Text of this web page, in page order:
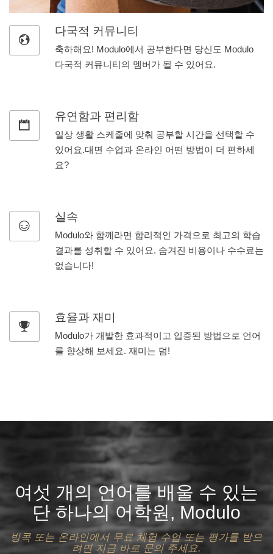
다국적 커뮤니티
축하해요! Modulo에서 공부한다면 당신도 Modulo
다국적 커뮤니티의 멤버가 될 수 있어요.
유연함과 편리함
일상 생활 스케줄에 맞춰 공부할 시간을 선택할 수
있어요.대면 수업과 온라인 어떤 방법이 더 편하세
요?
실속
Modulo와 함께라면 합리적인 가격으로 최고의 학습
결과를 성취할 수 있어요. 숨겨진 비용이나 수수료는
없습니다!
효율과 재미
Modulo가 개발한 효과적이고 입증된 방법으로 언어
를 향상해 보세요. 재미는 덤!
여섯 개의 언어를 배울 수 있는
단 하나의 어학원, Modulo
방콕 또는 온라인에서 무료 체험 수업 또는 평가를 받으
려면 지금 바로 문의 주세요.